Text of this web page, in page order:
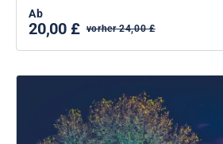
Ab
20,00 £ vorher 24,00 £